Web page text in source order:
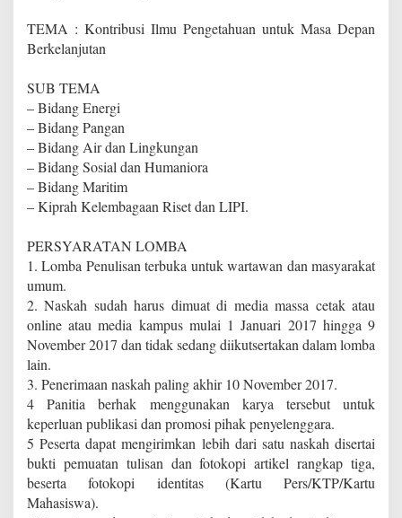
TEMA : Kontribusi Ilmu Pengetahuan untuk Masa Depan
Berkelanjutan
SUB TEMA
– Bidang Energi
– Bidang Pangan
– Bidang Air dan Lingkungan
– Bidang Sosial dan Humaniora
– Bidang Maritim
– Kiprah Kelembagaan Riset dan LIPI.
PERSYARATAN LOMBA
1. Lomba Penulisan terbuka untuk wartawan dan masyarakat
umum.
2. Naskah sudah harus dimuat di media massa cetak atau
online atau media kampus mulai 1 Januari 2017 hingga 9
November 2017 dan tidak sedang diikutsertakan dalam lomba
lain.
3. Penerimaan naskah paling akhir 10 November 2017.
4 Panitia berhak menggunakan karya tersebut untuk
keperluan publikasi dan promosi pihak penyelenggara.
5 Peserta dapat mengirimkan lebih dari satu naskah disertai
bukti pemuatan tulisan dan fotokopi artikel rangkap tiga,
beserta fotokopi identitas (Kartu Pers/KTP/Kartu
Mahasiswa).